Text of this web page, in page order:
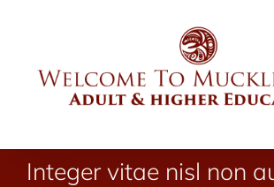
Integer vitae nisl non